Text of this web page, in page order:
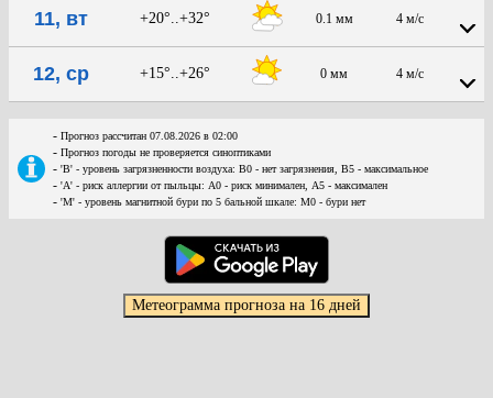
11, вт +20°..+32° 0.1 мм 4 м/с
12, ср +15°..+26° 0 мм 4 м/с
- Прогноз рассчитан 07.08.2026 в 02:00
- Прогноз погоды не проверяется синоптиками
- 'В' - уровень загрязненности воздуха: В0 - нет загрязнения, В5 - максимальное
- 'А' - риск аллергии от пыльцы: А0 - риск минимален, А5 - максимален
- 'М' - уровень магнитной бури по 5 бальной шкале: М0 - бури нет